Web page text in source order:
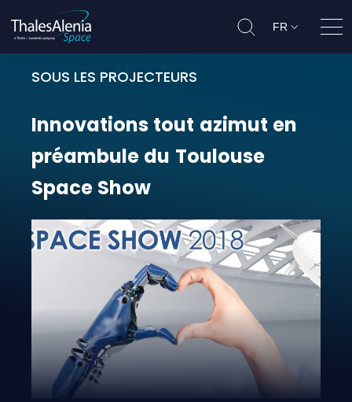
FR
SOUS LES PROJECTEURS
Innovations tout azimut en
Innovations tout azimut en
préambule du Toulouse
Space Show